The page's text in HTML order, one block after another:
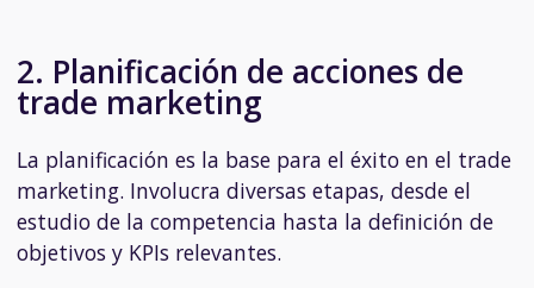
2. Planificación de acciones de
trade marketing
La planificación es la base para el éxito en el trade
marketing. Involucra diversas etapas, desde el
estudio de la competencia hasta la definición de
objetivos y KPIs relevantes.